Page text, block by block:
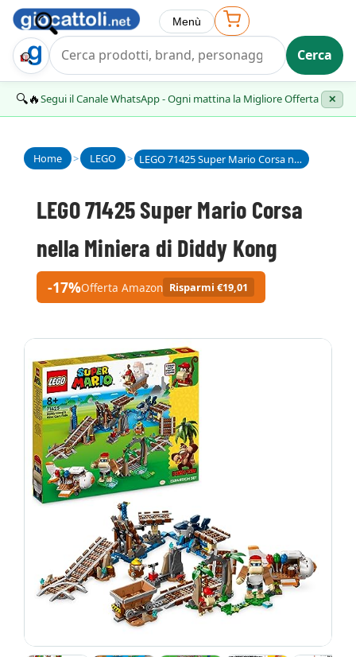
Trova Regalo Cerca
Menù
🔍🔥Segui il Canale WhatsApp - Ogni mattina la Migliore Offerta ✕
Home > LEGO > LEGO 71425 Super Mario Corsa nella Miniera di Diddy Kong
LEGO 71425 Super Mario Corsa
nella Miniera di Diddy Kong
-17%Offerta Amazon Risparmi €19,01